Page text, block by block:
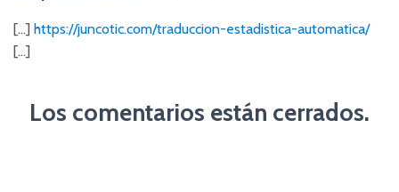
[…] https://juncotic.com/traduccion-estadistica-automatica/
[…]
Los comentarios están cerrados.